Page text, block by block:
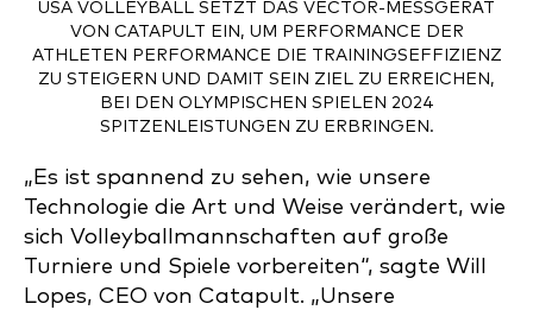
USA VOLLEYBALL SETZT DAS VECTOR-MESSGERÄT
VON CATAPULT EIN, UM PERFORMANCE DER
ATHLETEN PERFORMANCE DIE TRAININGSEFFIZIENZ
ZU STEIGERN UND DAMIT SEIN ZIEL ZU ERREICHEN,
BEI DEN OLYMPISCHEN SPIELEN 2024
SPITZENLEISTUNGEN ZU ERBRINGEN.
„Es ist spannend zu sehen, wie unsere
Technologie die Art und Weise verändert, wie
sich Volleyballmannschaften auf große
Turniere und Spiele vorbereiten“, sagte Will
Lopes, CEO von Catapult. „Unsere